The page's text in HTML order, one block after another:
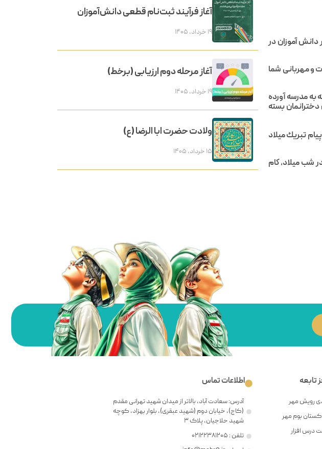
دانش آموزان در
و مهربانى شما
مدرسه آورده
بسته
تبريك ميلاد
شب ميلاد، كام
آغاز فرآیند ثبت‌نام قطعی دانش‌آموزان
۱۹ خرداد, ۱۴۰۵
آغاز مرحله دوم ارزیابی (برخط)
۱۹ خرداد, ۱۴۰۵
ولادت حضرت ابا الرضا (ع)
۱۵ خرداد, ۱۴۰۵
تابعه
رویش مهر
بوم مهر
درس افزار
اطلاعات تماس
آدرس: سعادت آباد، بالاتر از میدان شهید تهرانی مقدم
(کاج)، خیابان دوم (شهید عبقری)، بلوار بهزاد، کوچه
شهید حلاجیان، پلاک ۳
تلفن : ۰۲۱۲۲۳۸۱۲۰۵